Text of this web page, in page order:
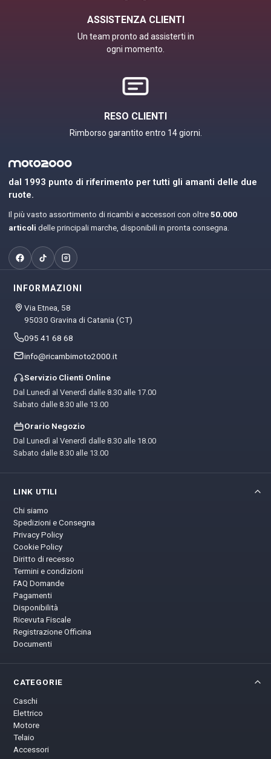
ASSISTENZA CLIENTI
Un team pronto ad assisterti in
ogni momento.
RESO CLIENTI
Rimborso garantito entro 14 giorni.
dal 1993 punto di riferimento per tutti gli amanti delle due
ruote.
Il più vasto assortimento di ricambi e accessori con oltre50.000
articoli delle principali marche, disponibili in pronta consegna.
INFORMAZIONI
Via Etnea, 58
95030 Gravina di Catania (CT)
095 41 68 68
info@ricambimoto2000.it
Servizio Clienti Online
Dal Lunedì al Venerdì dalle 8.30 alle 17.00
Sabato dalle 8.30 alle 13.00
Orario Negozio
Dal Lunedì al Venerdì dalle 8.30 alle 18.00
Sabato dalle 8.30 alle 13.00
LINK UTILI
Chi siamo
Spedizioni e Consegna
Privacy Policy
Cookie Policy
Diritto di recesso
Termini e condizioni
FAQ Domande
Pagamenti
Disponibilità
Ricevuta Fiscale
Registrazione Officina
Documenti
CATEGORIE
Caschi
Elettrico
Motore
Telaio
Accessori